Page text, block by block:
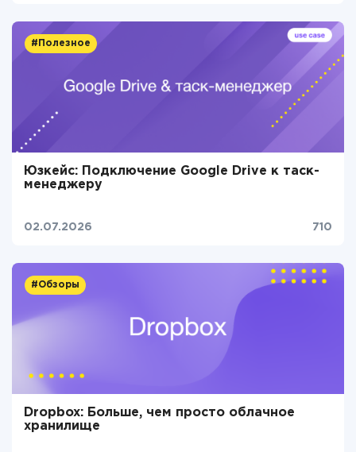
#Полезное
Юзкейс: Подключение Google Drive к таск-
менеджеру
02.07.2026 710
#Обзоры
Dropbox: Больше, чем просто облачное
хранилище